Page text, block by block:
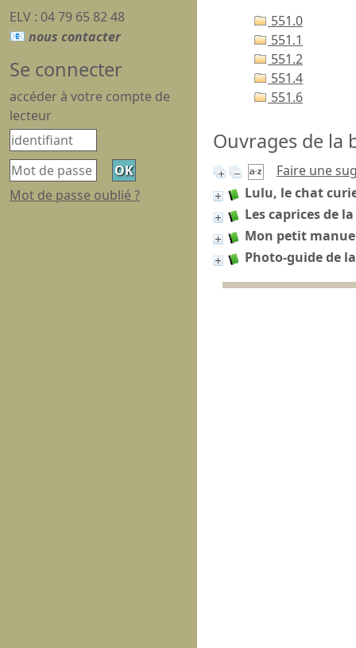
551.0
551.1
551.2
551.4
551.6
Ouvrages de la
Faire une
Lulu, le chat
Les caprices de
Mon petit
Photo-guide de
ELV : 04 79 65 82 48
Se connecter
accéder à votre compte de
lecteur
Mot de passe oublié ?